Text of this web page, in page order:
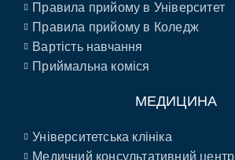
Правила прийому в Університет
Правила прийому в Коледж
Вартість навчання
Приймальна коміся
МЕДИЦИНА
Університетська клініка
Медичний консультативний центр